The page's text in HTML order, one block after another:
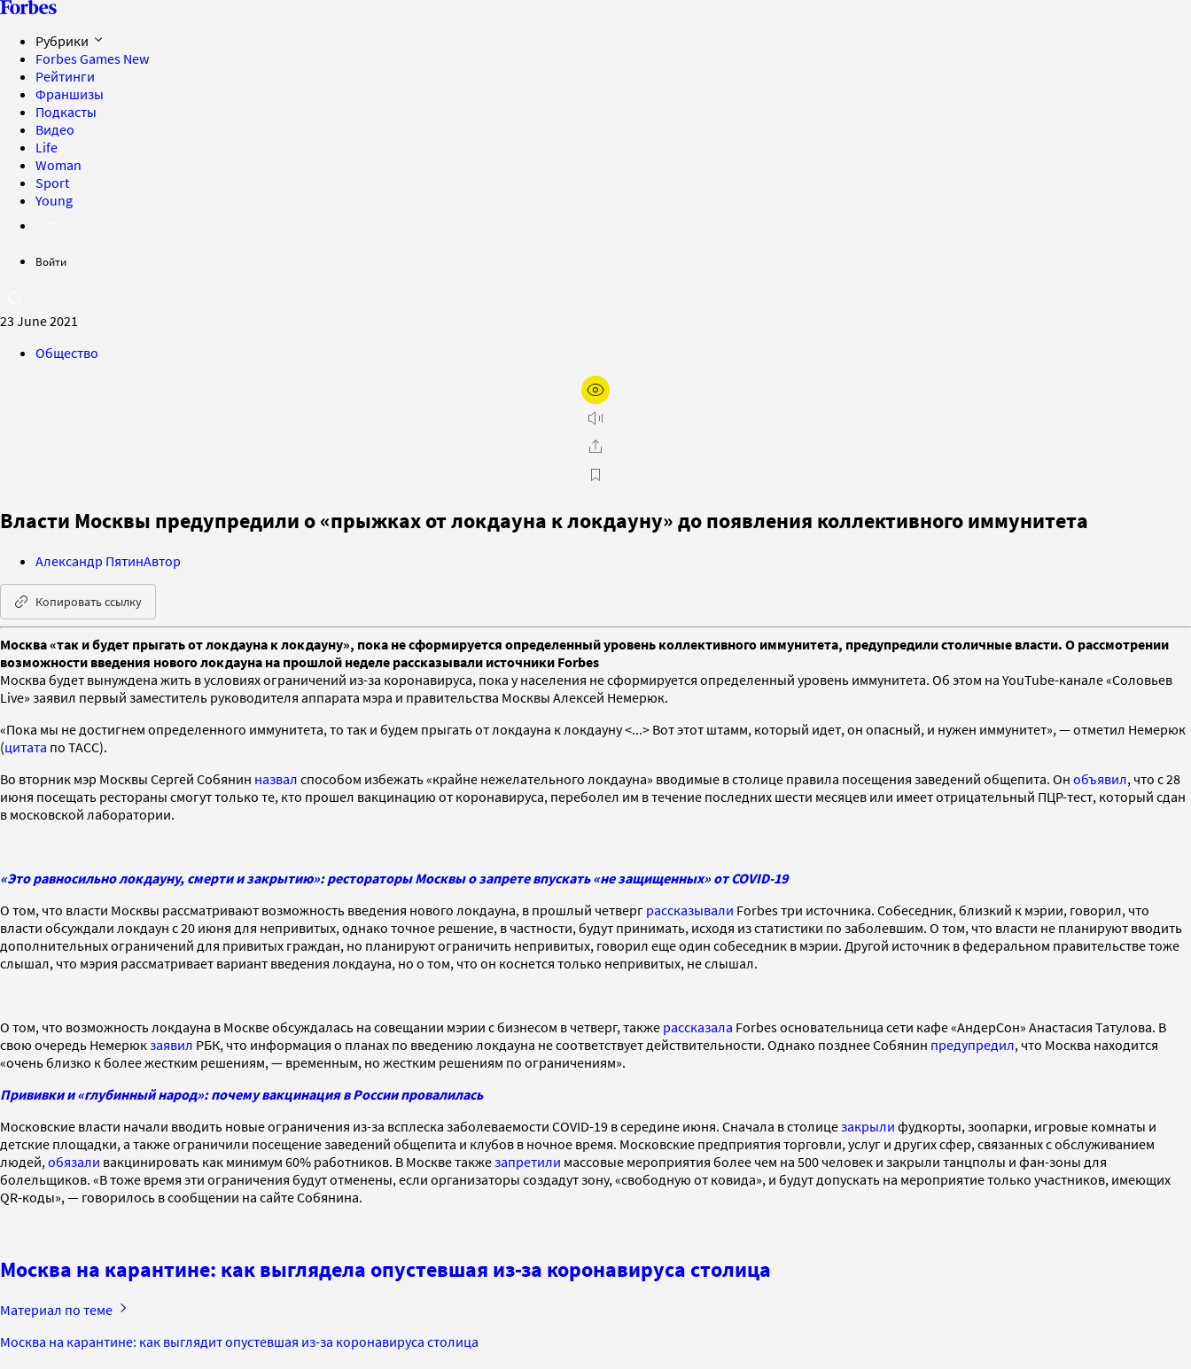
Рубрики
Forbes Games New
Рейтинги
Франшизы
Подкасты
Видео
Life
Woman
Sport
Young
Войти
23 June 2021
Общество
Власти Москвы предупредили о «прыжках от локдауна к локдауну» до появления коллективного иммунитета
Александр ПятинАвтор
Копировать ссылку
Москва «так и будет прыгать от локдауна к локдауну», пока не сформируется определенный уровень коллективного иммунитета, предупредили столичные власти. О рассмотрении
возможности введения нового локдауна на прошлой неделе рассказывали источники Forbes
Москва будет вынуждена жить в условиях ограничений из-за коронавируса, пока у населения не сформируется определенный уровень иммунитета. Об этом на YouTube-канале «Соловьев
Live» заявил первый заместитель руководителя аппарата мэра и правительства Москвы Алексей Немерюк.
«Пока мы не достигнем определенного иммунитета, то так и будем прыгать от локдауна к локдауну <...> Вот этот штамм, который идет, он опасный, и нужен иммунитет», — отметил Немерюк
(цитата по ТАСС).
Во вторник мэр Москвы Сергей Собянин назвал способом избежать «крайне нежелательного локдауна» вводимые в столице правила посещения заведений общепита. Он объявил, что с 28
июня посещать рестораны смогут только те, кто прошел вакцинацию от коронавируса, переболел им в течение последних шести месяцев или имеет отрицательный ПЦР-тест, который сдан
в московской лаборатории.
«Это равносильно локдауну, смерти и закрытию»: рестораторы Москвы о запрете впускать «не защищенных» от COVID-19
О том, что власти Москвы рассматривают возможность введения нового локдауна, в прошлый четверг рассказывали Forbes три источника. Собеседник, близкий к мэрии, говорил, что
власти обсуждали локдаун с 20 июня для непривитых, однако точное решение, в частности, будут принимать, исходя из статистики по заболевшим. О том, что власти не планируют вводить
дополнительных ограничений для привитых граждан, но планируют ограничить непривитых, говорил еще один собеседник в мэрии. Другой источник в федеральном правительстве тоже
слышал, что мэрия рассматривает вариант введения локдауна, но о том, что он коснется только непривитых, не слышал.
О том, что возможность локдауна в Москве обсуждалась на совещании мэрии с бизнесом в четверг, также рассказала Forbes основательница сети кафе «АндерСон» Анастасия Татулова. В
свою очередь Немерюкзаявил РБК, что информация о планах по введению локдауна не соответствует действительности. Однако позднее Собянин предупредил, что Москва находится
«очень близко к более жестким решениям, — временным, но жестким решениям по ограничениям».
Прививки и «глубинный народ»: почему вакцинация в России провалилась
Московские власти начали вводить новые ограничения из-за всплеска заболеваемости COVID-19 в середине июня. Сначала в столицезакрыли фудкорты, зоопарки, игровые комнаты и
детские площадки, а также ограничили посещение заведений общепита и клубов в ночное время. Московские предприятия торговли, услуг и других сфер, связанных с обслуживанием
людей, обязали вакцинировать как минимум 60% работников. В Москве такжезапретили массовые мероприятия более чем на 500 человек и закрыли танцполы и фан-зоны для
болельщиков. «В тоже время эти ограничения будут отменены, если организаторы создадут зону, «свободную от ковида», и будут допускать на мероприятие только участников, имеющих
QR-коды», — говорилось в сообщении на сайте Собянина.
Москва на карантине: как выглядела опустевшая из-за коронавируса столица
Материал по теме
Москва на карантине: как выглядит опустевшая из-за коронавируса столица